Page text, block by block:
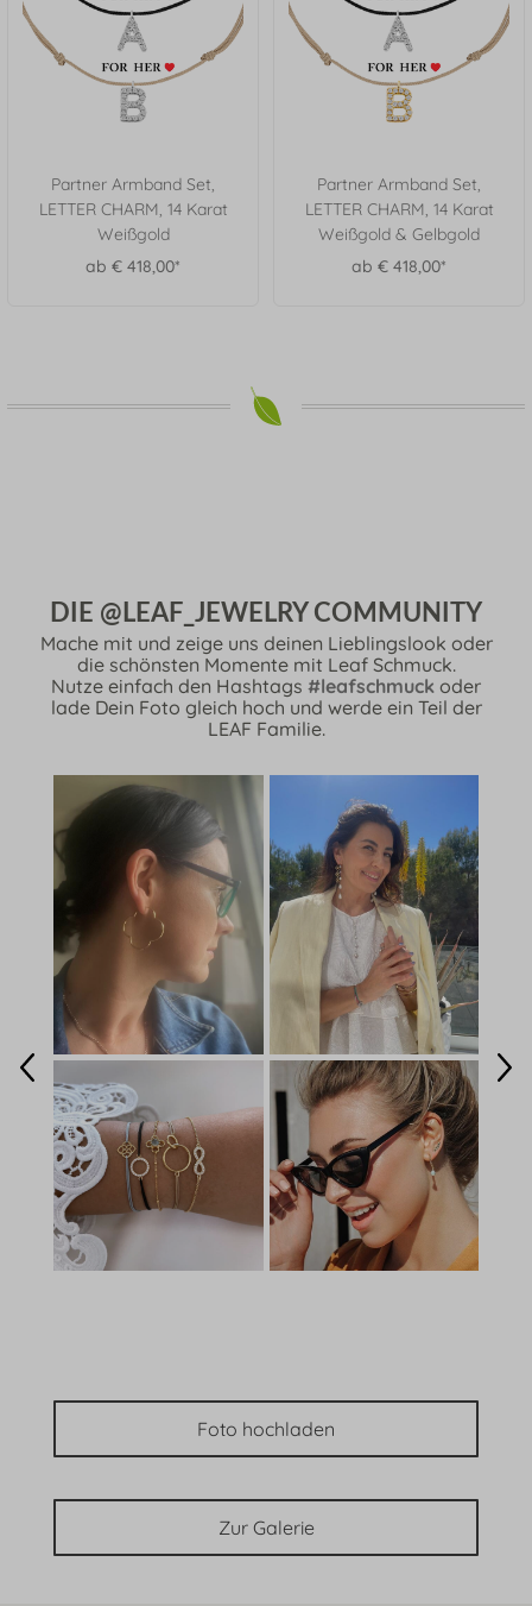
Partner Armband Set,
LETTER CHARM, 14 Karat
Weißgold
ab € 418,00*
Partner Armband Set,
LETTER CHARM, 14 Karat
Weißgold & Gelbgold
ab € 418,00*
DIE @LEAF_JEWELRY COMMUNITY
Mache mit und zeige uns deinen Lieblingslook oder
die schönsten Momente mit Leaf Schmuck.
Nutze einfach den Hashtags #leafschmuck oder
lade Dein Foto gleich hoch und werde ein Teil der
LEAF Familie.
Foto hochladen
Zur Galerie